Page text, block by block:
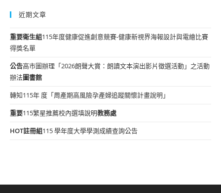
近期文章
重要衛生組115年度健康促進創意競賽-健康新視界海報設計與電繪比賽
得獎名單
公告高市圖辦理「2026朗聲大賞：朗讀文本演出影片徵選活動」之活動
辦法圖書館
轉知115年 度「周產期高風險孕產婦追蹤關懷計畫說明」
重要115繁星推薦校內選填說明教務處
HOT註冊組115 學年度大學學測成績查詢公告